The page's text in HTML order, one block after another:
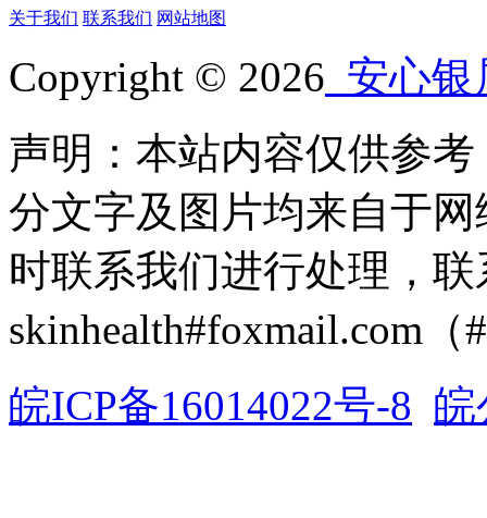
关于我们 联系我们 网站地图
Copyright © 2026 安心银
声明：本站内容仅供参
分文字及图片均来自于
时联系我们进行处理，
skinhealth#foxmail.com（
皖ICP备16014022号-8 皖